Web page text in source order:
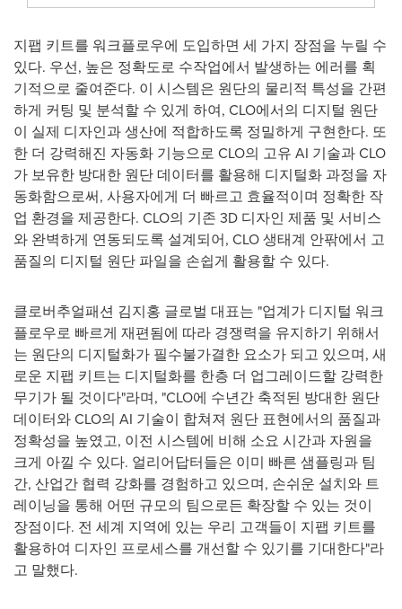
지팹 키트를 워크플로우에 도입하면 세 가지 장점을 누릴 수
있다. 우선, 높은 정확도로 수작업에서 발생하는 에러를 획
기적으로 줄여준다. 이 시스템은 원단의 물리적 특성을 간편
하게 커팅 및 분석할 수 있게 하여, CLO에서의 디지털 원단
이 실제 디자인과 생산에 적합하도록 정밀하게 구현한다. 또
한 더 강력해진 자동화 기능으로 CLO의 고유 AI 기술과 CLO
가 보유한 방대한 원단 데이터를 활용해 디지털화 과정을 자
동화함으로써, 사용자에게 더 빠르고 효율적이며 정확한 작
업 환경을 제공한다. CLO의 기존 3D 디자인 제품 및 서비스
와 완벽하게 연동되도록 설계되어, CLO 생태계 안팎에서 고
품질의 디지털 원단 파일을 손쉽게 활용할 수 있다.
클로버추얼패션 김지홍 글로벌 대표는 "업계가 디지털 워크
플로우로 빠르게 재편됨에 따라 경쟁력을 유지하기 위해서
는 원단의 디지털화가 필수불가결한 요소가 되고 있으며, 새
로운 지팹 키트는 디지털화를 한층 더 업그레이드할 강력한
무기가 될 것이다"라며, "CLO에 수년간 축적된 방대한 원단
데이터와 CLO의 AI 기술이 합쳐져 원단 표현에서의 품질과
정확성을 높였고, 이전 시스템에 비해 소요 시간과 자원을
크게 아낄 수 있다. 얼리어답터들은 이미 빠른 샘플링과 팀
간, 산업간 협력 강화를 경험하고 있으며, 손쉬운 설치와 트
레이닝을 통해 어떤 규모의 팀으로든 확장할 수 있는 것이
장점이다. 전 세계 지역에 있는 우리 고객들이 지팹 키트를
활용하여 디자인 프로세스를 개선할 수 있기를 기대한다"라
고 말했다.